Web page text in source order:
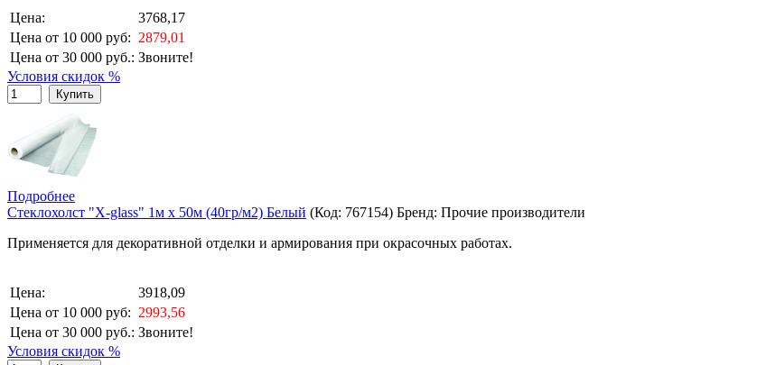
Цена:
3768,17
Цена от 10 000 руб: 2879,01
Цена от 30 000 руб.: Звоните!
Условия скидок %
Купить
Подробнее
Стеклохолст "X-glass" 1м х 50м (40гр/м2) Белый (Код: 767154) Бренд: Прочие производители
Применяется для декоративной отделки и армирования при окрасочных работах.
Цена:
3918,09
Цена от 10 000 руб: 2993,56
Цена от 30 000 руб.: Звоните!
Условия скидок %